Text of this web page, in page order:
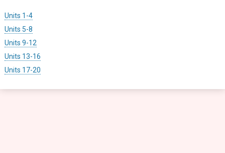
Units 1-4
Units 5-8
Units 9-12
Units 13-16
Units 17-20